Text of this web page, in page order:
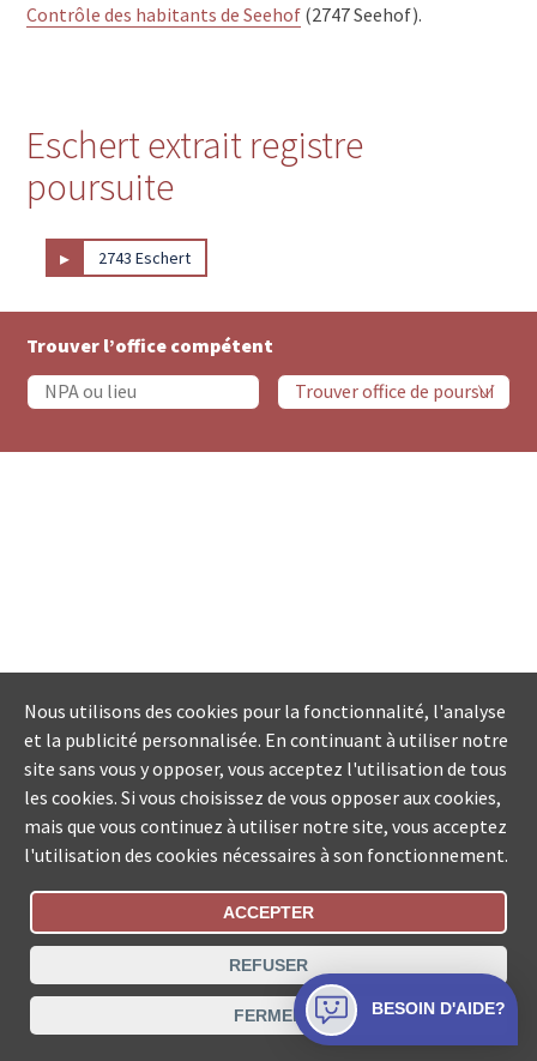
Contrôle des habitants de Seehof (2747 Seehof).
Eschert extrait registre
poursuite
▸ 2743 Eschert
Trouver l’office compétent
Statut De La Commande
Recherche des offices de Suisse
Protection des données Mentions légales
Nous utilisons des cookies pour la fonctionnalité, l'analyse
et la publicité personnalisée. En continuant à utiliser notre
site sans vous y opposer, vous acceptez l'utilisation de tous
les cookies. Si vous choisissez de vous opposer aux cookies,
mais que vous continuez à utiliser notre site, vous acceptez
l'utilisation des cookies nécessaires à son fonctionnement.
ACCEPTER
REFUSER
FERMER BESOIN D'AIDE?